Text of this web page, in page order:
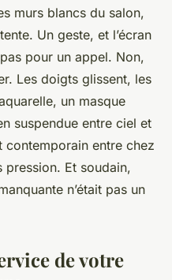
Alessio
de lecture
murs blancs du salon,
Un geste, et l’écran
pour un appel. Non,
Les doigts glissent, les
un masque
suspendue entre ciel et
contemporain entre chez
pression. Et soudain,
n’était pas un
de votre